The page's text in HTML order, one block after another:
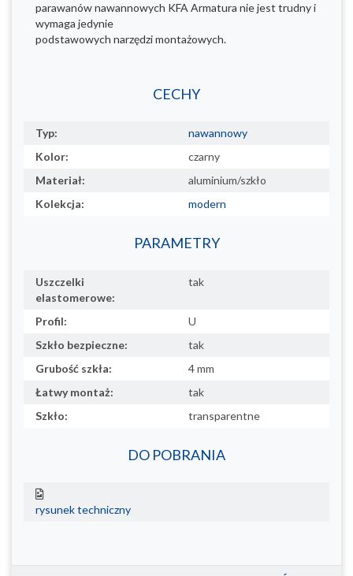
parawanów nawannowych KFA Armatura nie jest trudny i
wymaga jedynie
podstawowych narzędzi montażowych.
CECHY
Typ:
nawannowy
Kolor:
czarny
Materiał:
aluminium/szkło
Kolekcja:
modern
PARAMETRY
Uszczelki
elastomerowe:
tak
Profil:
U
Szkło bezpieczne:
tak
Grubość szkła:
4 mm
Łatwy montaż:
tak
Szkło:
transparentne
DO POBRANIA
rysunek techniczny